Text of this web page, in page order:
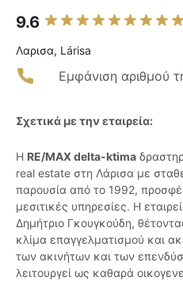
9.6
Λαρισα, Lárisa
Εμφάνιση αριθμού
Σχετικά με την εταιρεία:
Η RE/MAX delta-ktima
real estate στη Λάρισα με
παρουσία από το 1992,
μεσιτικές υπηρεσίες. Η
Δημήτριο Γκουγκούδη,
κλίμα επαγγελματισμού και
των ακινήτων και των
λειτουργεί ως καθαρά